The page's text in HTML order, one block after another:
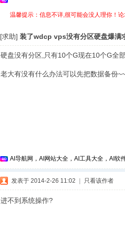
温馨提示：信息不详,很可能会没人理你！
[求助] 装了wdcp vps没有分区硬盘爆满
硬盘没有分区,只有10个G现在10个G全
老大有没有什么办法可以先把数据备份
AI导航网，AI网站大全，AI工具大全，AI软
发表于 2014-2-26 11:02 只看该作者
进不到系统操作?